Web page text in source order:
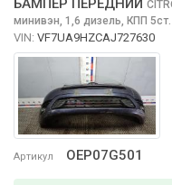
Артикул OEP07G501
БАМПЕР ПЕРЕДНИЙ
минивэн, 1,6 дизель, КПП 5ст.
VIN: VF7UA9HZCAJ727630